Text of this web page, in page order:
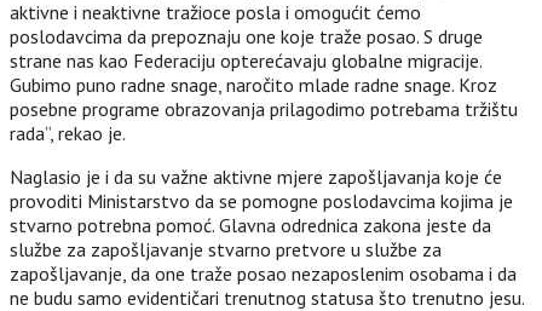
aktivne i neaktivne tražioce posla i omogućit ćemo
poslodavcima da prepoznaju one koje traže posao. S druge
strane nas kao Federaciju opterećavaju globalne migracije.
Gubimo puno radne snage, naročito mlade radne snage. Kroz
posebne programe obrazovanja prilagodimo potrebama tržištu
rada”, rekao je.
Naglasio je i da su važne aktivne mjere zapošljavanja koje će
provoditi Ministarstvo da se pomogne poslodavcima kojima je
stvarno potrebna pomoć. Glavna odrednica zakona jeste da
službe za zapošljavanje stvarno pretvore u službe za
zapošljavanje, da one traže posao nezaposlenim osobama i da
ne budu samo evidentičari trenutnog statusa što trenutno jesu.